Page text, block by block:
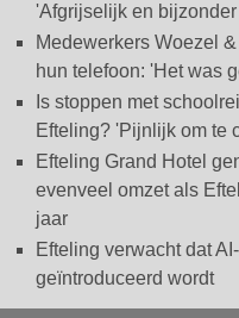
'Afgrijselijk en
Medewerkers Woezel
hun telefoon: 'Het was
Is stoppen met
Efteling? 'Pijnlijk om te
Efteling Grand Hotel
evenveel omzet als
jaar
Efteling verwacht dat
geïntroduceerd wordt